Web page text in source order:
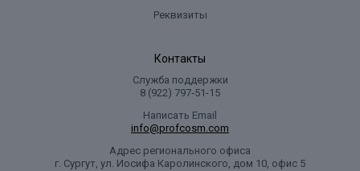
Реквизиты
Контакты
Служба поддержки
8 (922) 797‑51-15
Написать Email
info@profcosm.com
Адрес регионального офиса
г. Сургут, ул. Иосифа Каролинского, дом 10, офис 5